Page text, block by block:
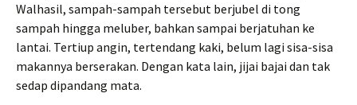
Walhasil, sampah-sampah tersebut berjubel di tong
sampah hingga meluber, bahkan sampai berjatuhan ke
lantai. Tertiup angin, tertendang kaki, belum lagi sisa-sisa
makannya berserakan. Dengan kata lain, jijai bajai dan tak
sedap dipandang mata.